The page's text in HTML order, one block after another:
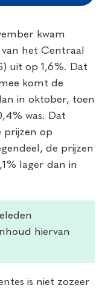
kwam
het Centraal
uit op 1,6%. Dat
komt de
in oktober, toen
was. Dat
prijzen op
de prijzen
lager dan in
hiervan
is niet zozeer